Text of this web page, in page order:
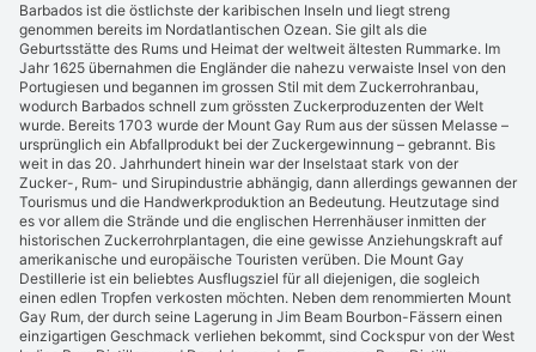
Barbados ist die östlichste der karibischen Inseln und liegt streng
genommen bereits im Nordatlantischen Ozean. Sie gilt als die
Geburtsstätte des Rums und Heimat der weltweit ältesten Rummarke. Im
Jahr 1625 übernahmen die Engländer die nahezu verwaiste Insel von den
Portugiesen und begannen im grossen Stil mit dem Zuckerrohranbau,
wodurch Barbados schnell zum grössten Zuckerproduzenten der Welt
wurde. Bereits 1703 wurde der Mount Gay Rum aus der süssen Melasse –
ursprünglich ein Abfallprodukt bei der Zuckergewinnung – gebrannt. Bis
weit in das 20. Jahrhundert hinein war der Inselstaat stark von der
Zucker-, Rum- und Sirupindustrie abhängig, dann allerdings gewannen der
Tourismus und die Handwerkproduktion an Bedeutung. Heutzutage sind
es vor allem die Strände und die englischen Herrenhäuser inmitten der
historischen Zuckerrohrplantagen, die eine gewisse Anziehungskraft auf
amerikanische und europäische Touristen verüben. Die Mount Gay
Destillerie ist ein beliebtes Ausflugsziel für all diejenigen, die sogleich
einen edlen Tropfen verkosten möchten. Neben dem renommierten Mount
Gay Rum, der durch seine Lagerung in Jim Beam Bourbon-Fässern einen
einzigartigen Geschmack verliehen bekommt, sind Cockspur von der West